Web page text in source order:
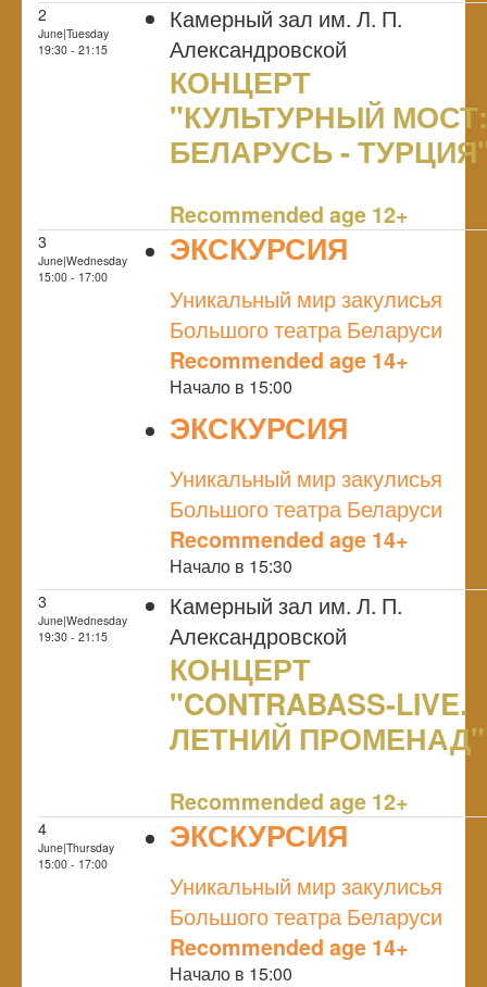
2
June|Tuesday
19:30 - 21:15
Камерный зал им. Л. П.
Александровской
КОНЦЕРТ
"КУЛЬТУРНЫЙ МОСТ:
БЕЛАРУСЬ -
Recommended age 12+
3
June|Wednesday
15:00 - 17:00
ЭКСКУРСИЯ
Уникальный мир закулисья
Большого театра Беларуси
Recommended age 14+
Начало в 15:00
ЭКСКУРСИЯ
Уникальный мир закулисья
Большого театра Беларуси
Recommended age 14+
Начало в 15:30
3
June|Wednesday
19:30 - 21:15
Камерный зал им. Л. П.
Александровской
КОНЦЕРТ
"CONTRABASS-LIVE.
ЛЕТНИЙ ПРОМЕНАД"
Recommended age 12+
4
June|Thursday
15:00 - 17:00
ЭКСКУРСИЯ
Уникальный мир закулисья
Большого театра Беларуси
Recommended age 14+
Начало в 15:00